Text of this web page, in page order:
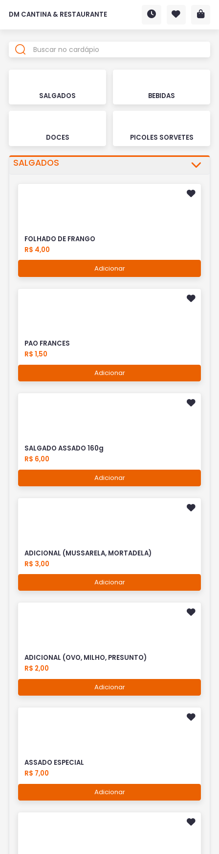
DM CANTINA & RESTAURANTE
SALGADOS BEBIDAS
DOCES PICOLES SORVETES
SALGADOS
FOLHADO DE FRANGO
R$ 4,00
Adicionar
PAO FRANCES
R$ 1,50
Adicionar
SALGADO ASSADO 160g
R$ 6,00
Adicionar
ADICIONAL (MUSSARELA, MORTADELA)
R$ 3,00
Adicionar
ADICIONAL (OVO, MILHO, PRESUNTO)
R$ 2,00
Adicionar
ASSADO ESPECIAL
R$ 7,00
Adicionar